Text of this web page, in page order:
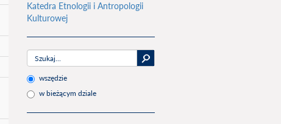
Katedra Etnologii i Antropologii
Kulturowej
wszędzie
w bieżącym dziale